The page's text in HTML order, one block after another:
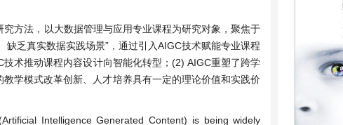
方法，以大数据管理与应用专业课程为研究对象，聚焦于
乏真实数据实践场景”，通过引入AIGC技术赋能专业课程
术推动课程内容设计向智能化转型；(2) AIGC重塑了跨学
学模式改革创新、人才培养具有一定的理论价值和实践价
Intelligence Generated Content) is being widely